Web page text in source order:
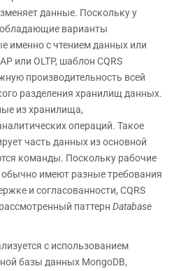
данные. Поскольку у
варианты
именно с чтением данных или
или OLTP, шаблон CQRS
производительность всей
разделения хранилищ данных.
из хранилища,
операций. Такое
часть данных из основной
команды. Поскольку рабочие
обычно имеют разные требования
и согласованности, CQRS
паттерн Database
с использованием
базы данных MongoDB,